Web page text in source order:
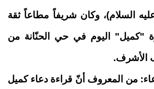
السلام)، وكان شريفاً مطاعاً ثقة
"كميل" اليوم في حي الحنّانة من
الأشرف.
: من المعروف أنّ قراءة دعاء كميل